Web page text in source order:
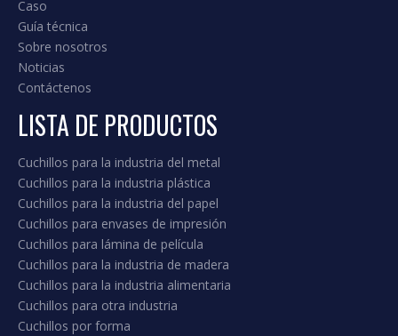
3. Cuchillos Machine para la industria
de cartón corrugado.
Suministramos diseños estándar y personalizados.
Nuestra gama de productos para la industria de
cartón corrugado incluye.
Incluyendo, pero no limitado: cuchillo de corte de
carburo, cuchillo de corte transversal, cuchillos